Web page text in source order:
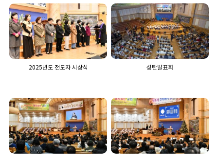
2025년도 전도자 시상식 성탄발표회